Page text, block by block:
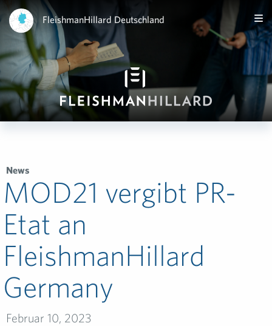
FleishmanHillard Deutschland
News
MOD21 vergibt PR-
Etat an
FleishmanHillard
Germany
Februar 10, 2023